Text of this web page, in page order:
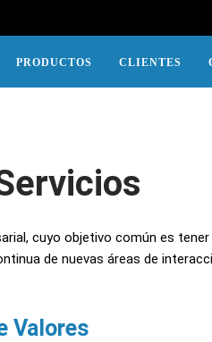
PRODUCTOS CLIENTES
cuyo objetivo común es
de nuevas áreas de
Valores